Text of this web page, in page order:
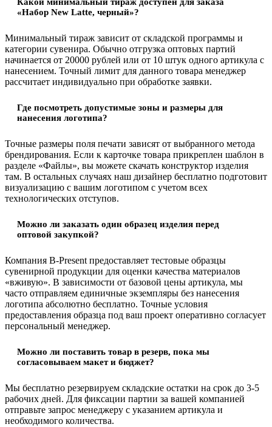
«Набор New Latte, черный»?
Минимальный тираж зависит от складской программы и
категории сувенира. Обычно отгрузка оптовых партий
начинается от 20000 рублей или от 10 штук одного артикула с
нанесением. Точный лимит для данного товара менеджер
рассчитает индивидуально при обработке заявки.
Где посмотреть допустимые зоны и размеры для
нанесения логотипа?
Точные размеры поля печати зависят от выбранного метода
брендирования. Если к карточке товара прикреплен шаблон в
разделе «Файлы», вы можете скачать конструктор изделия
там. В остальных случаях наш дизайнер бесплатно подготовит
визуализацию с вашим логотипом с учетом всех
технологических отступов.
Можно ли заказать один образец изделия перед
оптовой закупкой?
Компания B-Present предоставляет тестовые образцы
сувенирной продукции для оценки качества материалов
«вживую». В зависимости от базовой цены артикула, мы
часто отправляем единичные экземпляры без нанесения
логотипа абсолютно бесплатно. Точные условия
предоставления образца под ваш проект оперативно согласует
персональный менеджер.
Можно ли поставить товар в резерв, пока мы
согласовываем макет и бюджет?
Мы бесплатно резервируем складские остатки на срок до 3-5
рабочих дней. Для фиксации партии за вашей компанией
отправьте запрос менеджеру с указанием артикула и
необходимого количества.